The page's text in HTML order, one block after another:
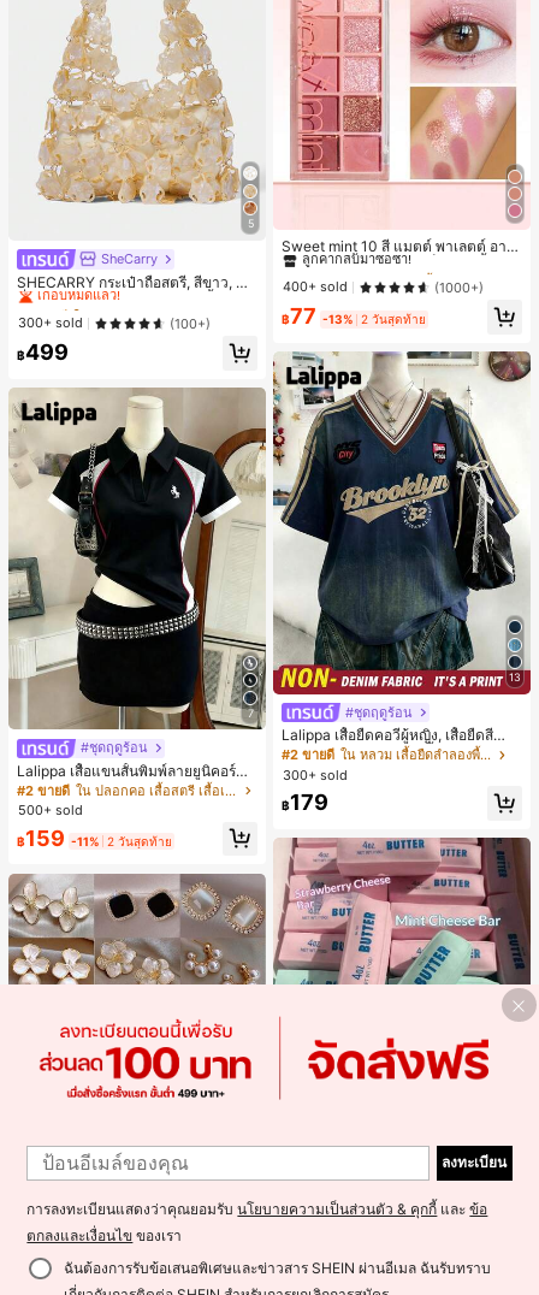
5
SheCarry
SHECARRY กระเป๋าถือสตรี, สีขาว, แฟ
ชั่น, สง่างาม, วันหยุด, งานปาร์ตี้
#1 ขายดี
เกือบหมดแล้ว!
#1 ขายดี
เกือบหมดแล้ว!
#1 ขายดี
เกือบหมดแล้ว!
#1 ขายดี
ใน บรรยากาศฤดูร้อน กระเป๋าหูหิ้วด้านบนผู้หญิง
เกือบหมดแล้ว!
300+ sold (100+)
฿499
7
#ชุดฤดูร้อน
Lalippa เสื้อแขนสั้นพิมพ์ลายยูนิคอร์นล
ายทางสีตัดกันสำหรับผู้หญิง สไตล์วิทย
าลัย
#2 ขายดี
ใน ปลอกคอ เสื้อสตรี เสื้อเบลาส์ & Tee
500+ sold
฿159 -11% 2 วันสุดท้าย
ชุดต่างหูมุกหรูหรา 14 ชิ้น, ดีไซน์มินิมอ
ลใหม่ที่เป็นเอกลักษณ์ ต่างหูที่สง่างาม
สำหรับผู้หญิง, ของขวัญสำหรับเธอ
#1 ขายดี ใน หลากสี ชุดต่างหูผู้หญิง
600+ sold
87 -12% 2 วันสุดท้าย
Sweet mint 10 สี แมตต์ พาเลตต์ อาย
แชโดว์ , 1 ชิ้น อย่างสูง เม็ดสี กันน้ำ ทน
ทาน อายแชโดว์ ถาด อายแชโดว์
ลูกค้ากลับมาซื้อซ้ำ!
#1 ขายดี
ลูกค้ากลับมาซื้อซ้ำ!
#1 ขายดี
ลูกค้ากลับมาซื้อซ้ำ!
#1 ขายดี
ใน ป้องกันรอยเปื้อน พาเลตต์อายแชโดว์
ลูกค้ากลับมาซื้อซ้ำ!
400+ sold (1000+)
฿77 -13% 2 วันสุดท้าย
13
#ชุดฤดูร้อน
Lalippa เสื้อยืดคอวีผู้หญิง, เสื้อยืดสีน้ำเ
งินสไตล์มินิมอลเรโทร, เสื้อยืดผู้หญิงทร
งหลวมสบาย, พิมพ์ตัวอักษรและตัวเลข
ภาษาอังกฤษ, เสื้อสำหรับออกไปเที่ยวฤ
ดูร้อน, ลวดลายดีไซน์, ความรู้สึกพรีเมีย
ม, ลำลองอเนกประสงค์, สวมใส่ประจำวั
น, กลางแจ้ง, ช้อปปิ้ง, การเดินทาง, เสื้อ
ผ้ากลางแจ้ง
#2 ขายดี
ใน หลวม เสื้อยืดลำลองพื้นฐาน
300+ sold
฿179
4 ออนซ์ ของเล่นเกลือ เหมาะสำหรับขอ
งขวัญวันหยุด ของขวัญสนุกและน่ารัก
ของขวัญวันเกิด ของขวัญอีสเตอร์ ของ
ขวัญฮาโลวีน ของขวัญคริสต์มาส ของข
วัญปาร์ตี้ สกวิชชี่ ของเล่นสกวิชชี่ ของเ
สกวิชชี่เนยกรอบ บีบ ลูกบอลสลัชชี่
100+ sold
฿180 -18% 2 วันสุดท้าย
1
ลงทะเบียน
การลงทะเบียนแสดงว่าคุณยอมรับนโยบายความเป็นส่วนตัว & คุกกี้ และข้อ
ตกลงและเงื่อนไข ของเรา
ฉันต้องการรับข้อเสนอพิเศษและข่าวสาร SHEIN ผ่านอีเมล ฉันรับทราบ